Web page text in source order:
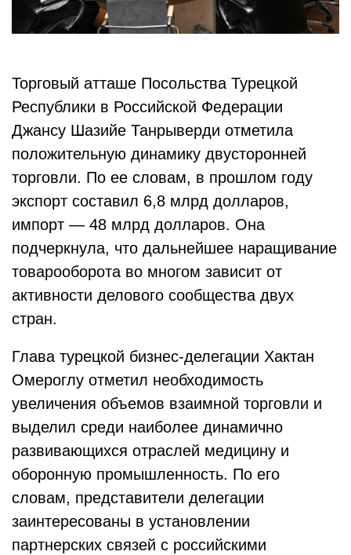
Торговый атташе Посольства Турецкой
Республики в Российской Федерации
Джансу Шазийе Танрыверди отметила
положительную динамику двусторонней
торговли. По ее словам, в прошлом году
экспорт составил 6,8 млрд долларов,
импорт — 48 млрд долларов. Она
подчеркнула, что дальнейшее наращивание
товарооборота во многом зависит от
активности делового сообщества двух
стран.
Глава турецкой бизнес-делегации Хактан
Омероглу отметил необходимость
увеличения объемов взаимной торговли и
выделил среди наиболее динамично
развивающихся отраслей медицину и
оборонную промышленность. По его
словам, представители делегации
заинтересованы в установлении
партнерских связей с российскими